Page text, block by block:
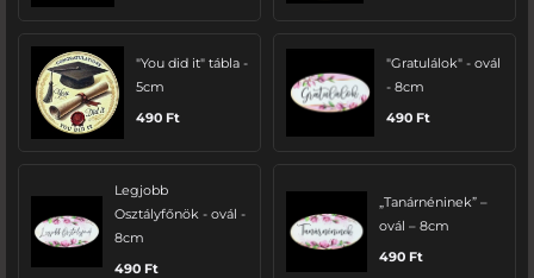
"You did it" tábla -
5cm
490 Ft
"Gratulálok" - ovál
- 8cm
490 Ft
Legjobb
Osztályfőnök - ovál -
8cm
490 Ft
„Tanárnéninek” –
ovál – 8cm
490 Ft